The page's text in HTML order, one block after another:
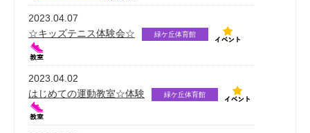
2023.04.07
☆キッズテニス体験会☆
緑ケ丘体育館
2023.04.02
はじめての運動教室☆体験
緑ケ丘体育館